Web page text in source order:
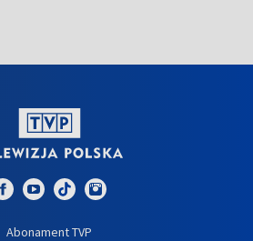
Abonament TVP